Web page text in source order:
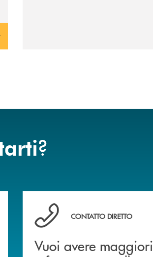
?
Vuoi avere maggiori
CONTATTO DIRETTO
Vuoi avere maggiori